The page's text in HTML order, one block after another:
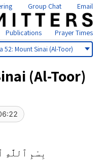
Group Chat Email
Publications Prayer Times
(Al-Toor)
بِسْمِ ٱللَّهِ